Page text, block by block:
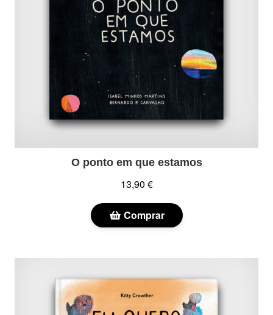
O ponto em que estamos
13,90 €
Comprar